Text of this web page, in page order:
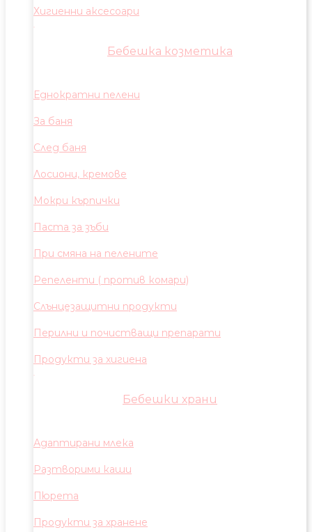
Хигиенни аксесоари
Бебешка козметика
Еднократни пелени
За баня
След баня
Лосиони, кремове
Мокри кърпички
Паста за зъби
При смяна на пелените
Репеленти ( против комари)
Слънцезащитни продукти
Перилни и почистващи препарати
Продукти за хигиена
Бебешки храни
Адаптирани млека
Разтворими каши
Пюрета
Продукти за хранене